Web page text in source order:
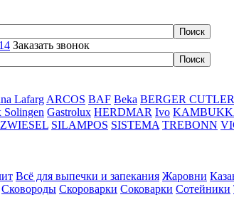
Заказать звонок
Lafarg ARCOS BAF Beka BERGER
Solingen Gastrolux HERDMAR Ivo
SILAMPOS SISTEMA TREBONN
Всё для выпечки и запекания Жаровни
Сковороды Скороварки Соковарки Сотейники